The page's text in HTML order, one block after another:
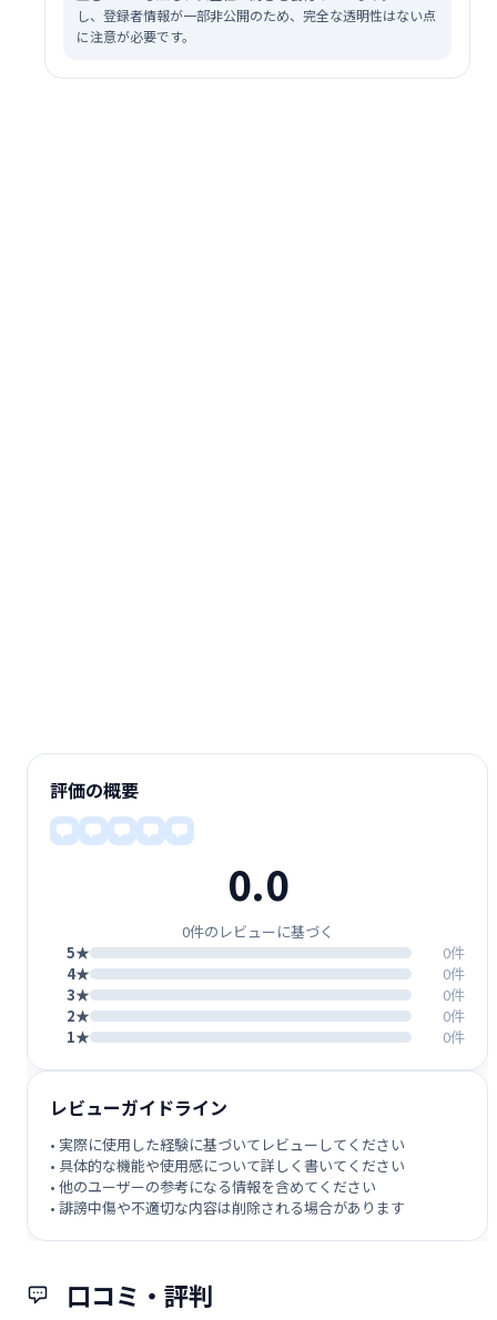
し、登録者情報が一部非公開のため、完全な透明性はない点
に注意が必要です。
口コミ・評判
評価の概要
0.0
0件のレビューに基づく
5★
0件
4★
0件
3★
0件
2★
0件
1★
0件
レビューガイドライン
• 実際に使用した経験に基づいてレビューしてください
• 具体的な機能や使用感について詳しく書いてください
• 他のユーザーの参考になる情報を含めてください
• 誹謗中傷や不適切な内容は削除される場合があります